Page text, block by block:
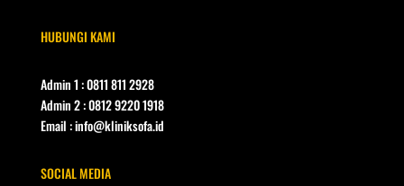
HUBUNGI KAMI
Admin 1 : 0811 811 2928
Admin 2 : 0812 9220 1918
Email : info@kliniksofa.id
SOCIAL MEDIA